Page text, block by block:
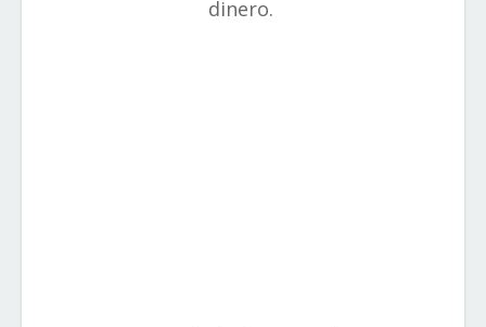
dinero.